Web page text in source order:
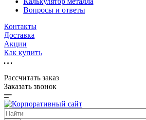
Вопросы и ответы
Контакты
Доставка
Акции
Как купить
Рассчитать заказ
Заказать звонок